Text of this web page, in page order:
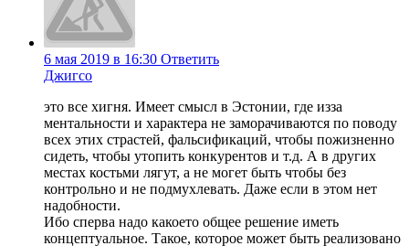
6 мая 2019 в 16:30 Ответить
Джигсо
это все хигня. Имеет смысл в Эстонии, где изза
ментальности и характера не заморачиваются по поводу
всех этих страстей, фальсификаций, чтобы пожизненно
сидеть, чтобы утопить конкурентов и т.д. А в других
местах костьми лягут, а не могет быть чтобы без
контрольно и не подмухлевать. Даже если в этом нет
надобности.
Ибо сперва надо какоето общее решение иметь
концептуальное. Такое, которое может быть реализовано